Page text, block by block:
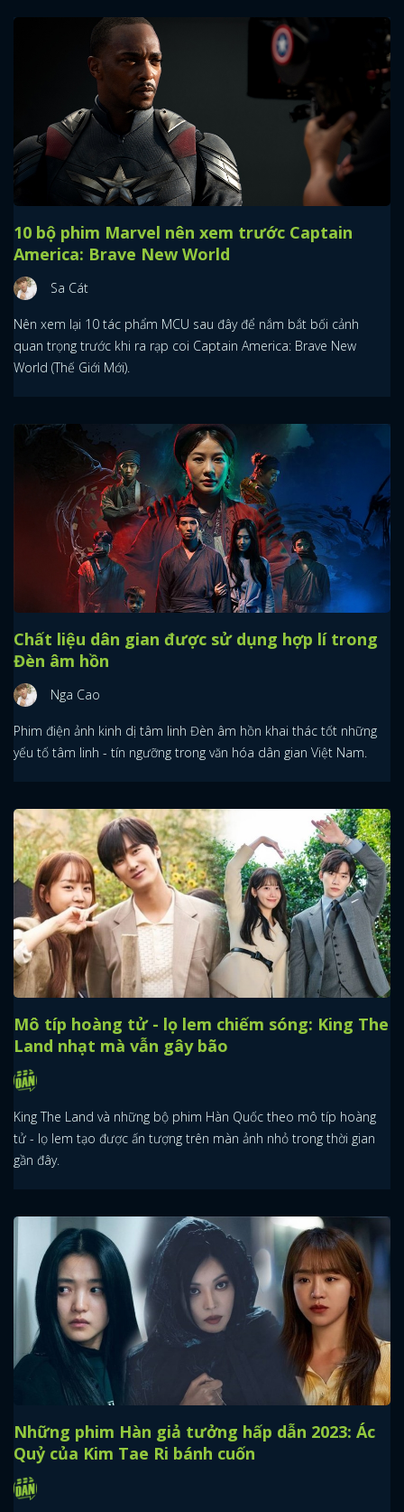
10 bộ phim Marvel nên xem trước Captain
America: Brave New World
Sa Cát
Nên xem lại 10 tác phẩm MCU sau đây để nắm bắt bối cảnh
quan trọng trước khi ra rạp coi Captain America: Brave New
World (Thế Giới Mới).
Chất liệu dân gian được sử dụng hợp lí trong
Đèn âm hồn
Nga Cao
Phim điện ảnh kinh dị tâm linh Đèn âm hồn khai thác tốt những
yếu tố tâm linh - tín ngưỡng trong văn hóa dân gian Việt Nam.
Mô típ hoàng tử - lọ lem chiếm sóng: King The
Land nhạt mà vẫn gây bão
King The Land và những bộ phim Hàn Quốc theo mô típ hoàng
tử - lọ lem tạo được ấn tượng trên màn ảnh nhỏ trong thời gian
gần đây.
Những phim Hàn giả tưởng hấp dẫn 2023: Ác
Quỷ của Kim Tae Ri bánh cuốn